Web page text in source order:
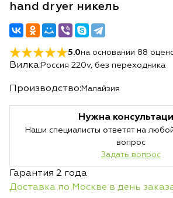
hand dryer никель
5.0на основании 88
Вилка: Россия 220v, без переходника
Производство: Малайзия
Нужна
Наши специалисты ответят на
вопрос
Задать вопрос
Гарантия 2 года
Доставка по Москве в день